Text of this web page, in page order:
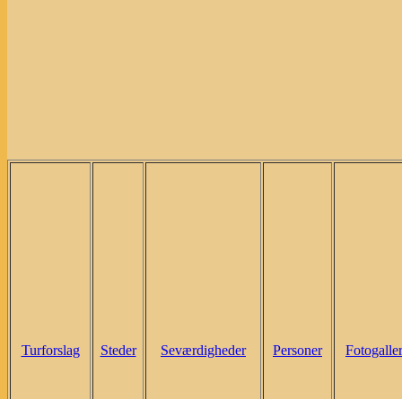
Turforslag Steder Seværdigheder Personer